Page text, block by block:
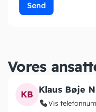
Vores
KB Klaus Bøje
Vis